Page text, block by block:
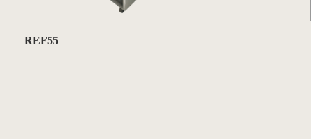
REF55